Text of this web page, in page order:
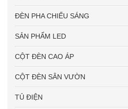
ĐÈN PHA CHIẾU SÁNG
SẢN PHẨM LED
CỘT ĐÈN CAO ÁP
CỘT ĐÈN SÂN VƯỜN
TỦ ĐIỆN